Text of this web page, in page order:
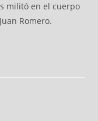
militó en el cuerpo
Romero.